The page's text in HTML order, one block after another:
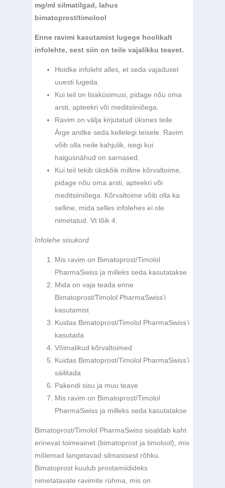
mg/ml silmatilgad, lahus
bimatoprost/timolool
Enne ravimi kasutamist lugege hoolikalt
infolehte, sest siin on teile vajalikku teavet.
Hoidke infoleht alles, et seda vajadusel
uuesti lugeda.
Kui teil on lisaküsimusi, pidage nõu oma
arsti, apteekri või meditsiiniõega.
Ravim on välja kirjutatud üksnes teile.
Ärge andke seda kellelegi teisele. Ravim
võib olla neile kahjulik, isegi kui
haigusnähud on sarnased.
Kui teil tekib ükskõik milline kõrvaltoime,
pidage nõu oma arsti, apteekri või
meditsiiniõega. Kõrvaltoime võib olla ka
selline, mida selles infolehes ei ole
nimetatud. Vt lõik 4.
Infolehe sisukord
Mis ravim on Bimatoprost/Timolol
PharmaSwiss ja milleks seda kasutatakse
Mida on vaja teada enne
Bimatoprost/Timolol PharmaSwiss’i
kasutamist
Kuidas Bimatoprost/Timolol PharmaSwiss’i
kasutada
Võimalikud kõrvaltoimed
Kuidas Bimatoprost/Timolol PharmaSwiss’i
säilitada
Pakendi sisu ja muu teave
Mis ravim on Bimatoprost/Timolol
PharmaSwiss ja milleks seda kasutatakse
Bimatoprost/Timolol PharmaSwiss sisaldab kaht
erinevat toimeainet (bimatoprost ja timolool), mis
mõlemad langetavad silmasisest rõhku.
Bimatoprost kuulub prostamiidideks
nimetatavate ravimite rühma, mis on